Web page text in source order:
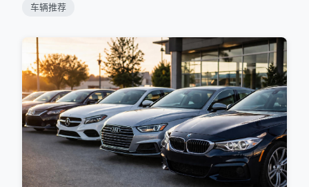
车辆推荐